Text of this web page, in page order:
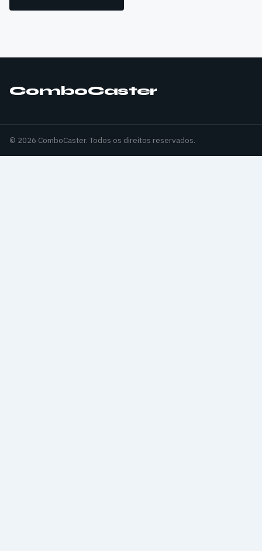
ComboCaster
© 2026 ComboCaster. Todos os direitos reservados.